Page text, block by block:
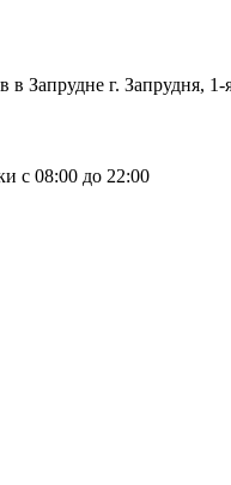
в Запрудне г. Запрудня,
с 08:00 до 22:00